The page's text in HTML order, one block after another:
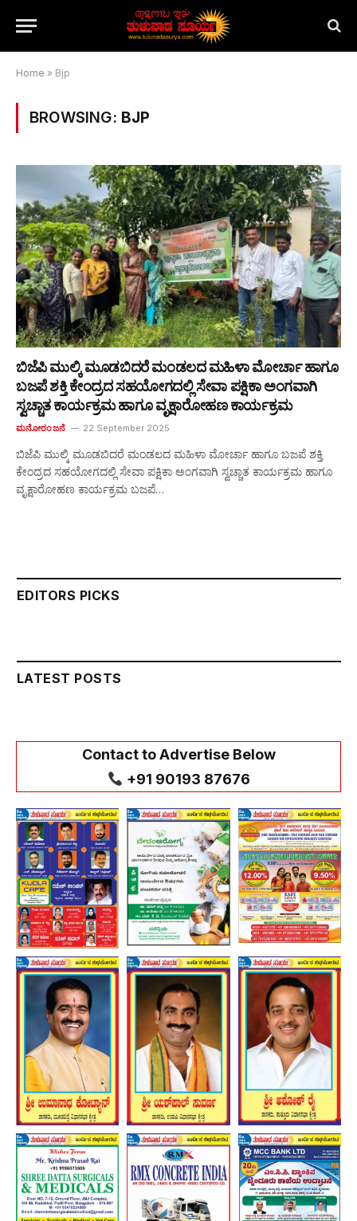
Home » Bjp
BROWSING: BJP
ಬಿಜೆಪಿ ಮುಲ್ಕಿ ಮೂಡಬಿದರೆ ಮಂಡಲದ ಮಹಿಳಾ ಮೋರ್ಚಾ ಹಾಗೂ
ಬಜಪೆ ಶಕ್ತಿ ಕೇಂದ್ರದ ಸಹಯೋಗದಲ್ಲಿ ಸೇವಾ ಪಕ್ಷಿಕಾ ಅಂಗವಾಗಿ
ಸ್ವಚ್ಚಾತ ಕಾರ್ಯಕ್ರಮ ಹಾಗೂ ವೃಕ್ಷಾರೋಹಣ ಕಾರ್ಯಕ್ರಮ
ಮನೋರಂಜನೆ 22 September 2025
ಬಿಜೆಪಿ ಮುಲ್ಕಿ ಮೂಡಬಿದರೆ ಮಂಡಲದ ಮಹಿಳಾ ಮೋರ್ಚಾ ಹಾಗೂ ಬಜಪೆ ಶಕ್ತಿ
ಕೇಂದ್ರದ ಸಹಯೋಗದಲ್ಲಿ ಸೇವಾ ಪಕ್ಷಿಕಾ ಅಂಗವಾಗಿ ಸ್ವಚ್ಚಾತ ಕಾರ್ಯಕ್ರಮ ಹಾಗೂ
ವೃಕ್ಷಾರೋಹಣ ಕಾರ್ಯಕ್ರಮ ಬಜಪೆ…
EDITORS PICKS
LATEST POSTS
Contact to Advertise Below
+91 90193 87676